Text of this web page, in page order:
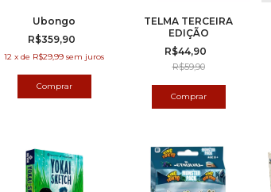
Ubongo
R$359,90
12 x de R$29,99 sem juros
TELMA TERCEIRA
EDIÇÃO
R$44,90
R$59,90